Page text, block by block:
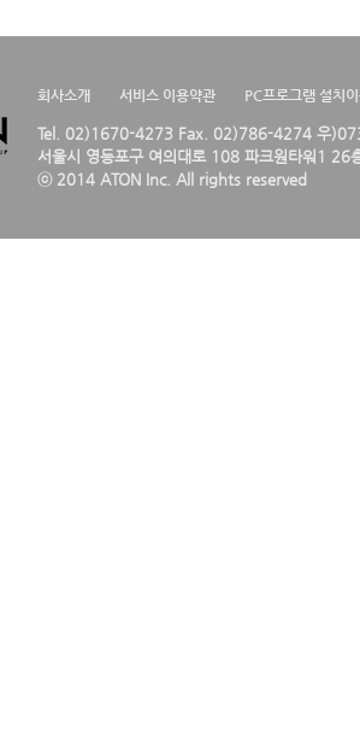
회사소개 서비스 이용약관 PC프로그램 설치
Tel. 02)1670-4273 Fax. 02)786-4274 우
서울시 영등포구 여의대로 108 파크원타워1 26
ⓒ 2014 ATON Inc. All rights reserved